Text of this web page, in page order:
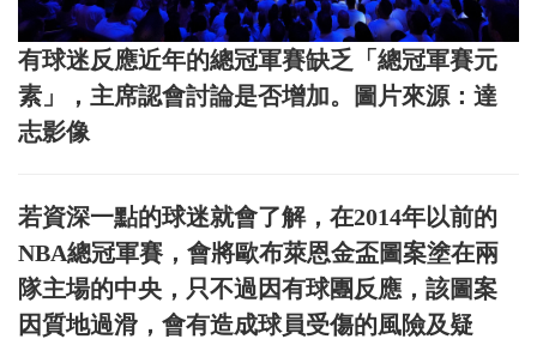
有球迷反應近年的總冠軍賽缺乏「總冠軍賽元
素」，主席認會討論是否增加。圖片來源：達
志影像
若資深一點的球迷就會了解，在2014年以前的
NBA總冠軍賽，會將歐布萊恩金盃圖案塗在兩
隊主場的中央，只不過因有球團反應，該圖案
因質地過滑，會有造成球員受傷的風險及疑